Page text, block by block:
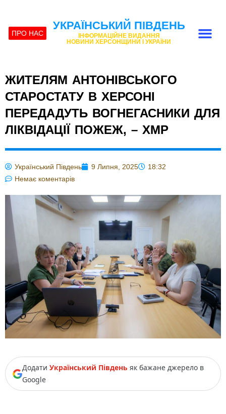
ПРО НАС
УКРАЇНСЬКИЙ ПІВДЕНЬ
ІНФОРМАЦІЙНЕ ВИДАННЯ
НОВИНИ ХЕРСОНЩИНИ І УКРАЇНИ
ЖИТЕЛЯМ АНТОНІВСЬКОГО
СТАРОСТАТУ В ХЕРСОНІ
ПЕРЕДАДУТЬ ВОГНЕГАСНИКИ ДЛЯ
ЛІКВІДАЦІЇ ПОЖЕЖ, – ХМР
Український Південь 9 Липня, 2025
18:32
Немає коментарів
Додати Український Південь як бажане джерело в
Google